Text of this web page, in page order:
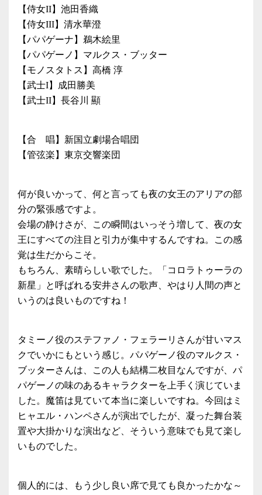
【侍女II】池田香織
【侍女III】清水華澄
【パパゲーナ】鵜木絵里
【パパゲーノ】マルクス・ブッター
【モノスタトス】高橋 淳
【武士I】成田勝美
【武士II】長谷川 顯
【合 唱】新国立劇場合唱団
【管弦楽】東京交響楽団
何が良いかって、何と言っても夜の女王のアリアの部
分の緊張感ですよ。
会場の静けさが、この瞬間はいっそう増して、夜の女
王にすべての注目と引力が集中するんですね。この感
覚は生だからこそ。
もちろん、素晴らしい歌でした。「コロラトゥーラの
新星」と呼ばれる安井さんの歌声、やはり人間の声と
いうのは良いものですね！
タミーノ役のステファノ・フェラーリさんが甘いマス
クでいかにもという感じ。パパゲーノ役のマルクス・
ブッターさんは、この人も結構二枚目なんですが、パ
パゲーノの味のあるキャラクターを上手く演じていま
した。魔笛は見ていて本当に楽しいですね。今回はミ
ヒャエル・ハンペさんが演出でしたが、凝った舞台装
置や大掛かりな演出など、そういう意味でも見て楽し
いものでした。
個人的には、もう少し良い席で見ても良かったかな～